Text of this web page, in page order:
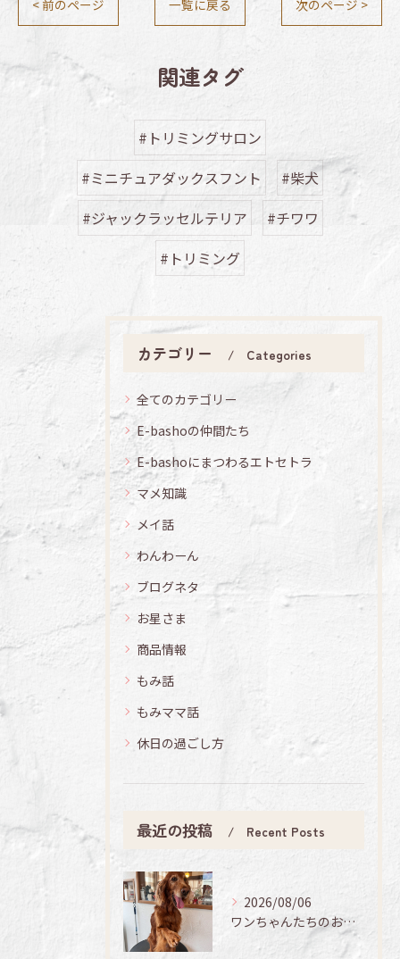
< 前のページ 一覧に戻る 次のページ >
関連タグ
#トリミングサロン
#ミニチュアダックスフント
#柴犬
#ジャックラッセルテリア
#チワワ
#トリミング
カテゴリー Categories
全てのカテゴリー
E-bashoの仲間たち
E-bashoにまつわるエトセトラ
マメ知識
メイ話
わんわーん
ブログネタ
お星さま
商品情報
もみ話
もみママ話
休日の過ごし方
最近の投稿 Recent Posts
2026/08/06
ワンちゃんたちのお手入れ日記🐶✨